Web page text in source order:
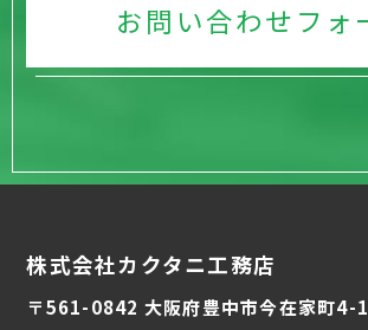
お問い合わせフォ
株式会社カクタニ工務店
〒561-0842 大阪府豊中市今在家町4-1